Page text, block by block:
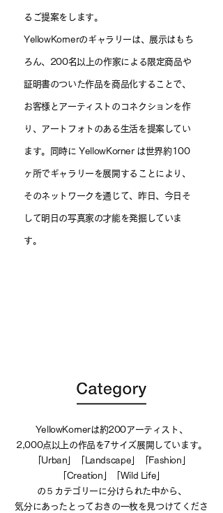
るご提案をします。
YellowKornerのギャラリーは、展示はもち
ろん、200名以上の作家による限定商品や
証明書のついた作品を商品化することで、
お客様とアーティストのコネクションを作
り、アートフォトのある生活を提案してい
ます。同時に YellowKorner は世界約100
ヶ所でギャラリーを展開することにより、
そのネットワークを通じて、昨日、今日そ
して明日の写真家の才能を発掘していま
す。
YellowKornerは約200アーティスト、
2,000点以上の作品を7サイズ展開しています。
「Urban」「Landscape」「Fashion」
「Creation」「Wild Life」
の５カテゴリーに分けられた中から、
気分にあったとっておきの一枚を見つけてくださ